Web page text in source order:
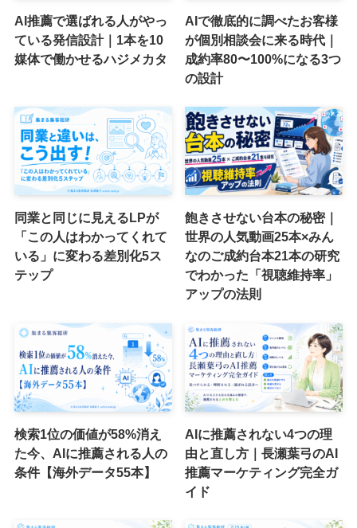
AI推薦で選ばれる人がやっ
ている発信設計｜1本を10
媒体で働かせるハジメカタ
AIで徹底的に調べたお客様
が個別相談会に来る時代｜
成約率80〜100%になる3つ
の設計
同業と同じに見えるLPが
「この人はわかってくれて
いる」に変わる差別化5ス
テップ
飽きさせない台本の秘密｜
世界の人気動画25本×みん
なのご成約台本21本の研究
でわかった「視聴維持率」
アップの法則
検索1位の価値が58%消え
た今、AIに推薦される人の
条件【海外データ55本】
AIに推薦されない4つの理
由と直し方｜長瀬葉弓のAI
推薦マーケティング完全ガ
イド